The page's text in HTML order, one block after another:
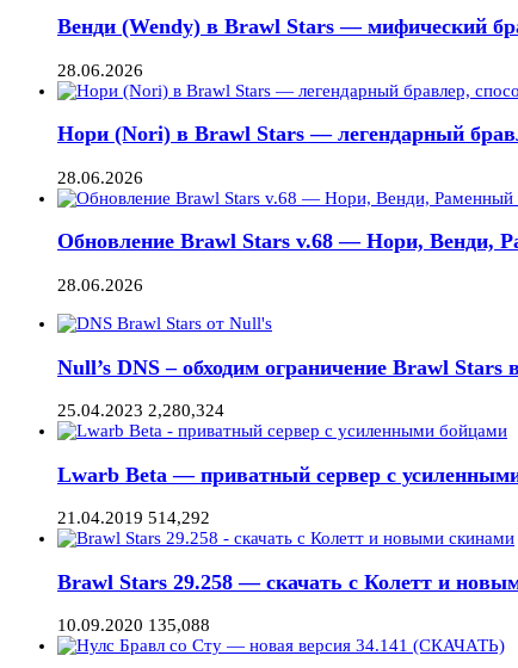
Венди (Wendy) в Brawl Stars — мифический
28.06.2026
Нори (Nori) в Brawl Stars — легендарный
28.06.2026
Обновление Brawl Stars v.68 — Нори, Венди,
28.06.2026
Null’s DNS – обходим ограничение Brawl Stars
25.04.2023 2,280,324
Lwarb Beta — приватный сервер с
21.04.2019 514,292
Brawl Stars 29.258 — скачать с Колетт и
10.09.2020 135,088